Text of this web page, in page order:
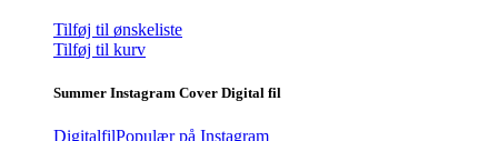
Tilføj til ønskeliste
Tilføj til kurv
Summer Instagram Cover Digital fil
DigitalfilPopulær på Instagram